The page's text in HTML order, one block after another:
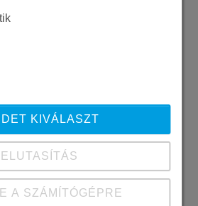
KIVÁLASZT
ELUTASÍTÁS
A SZÁMÍTÓGÉPRE